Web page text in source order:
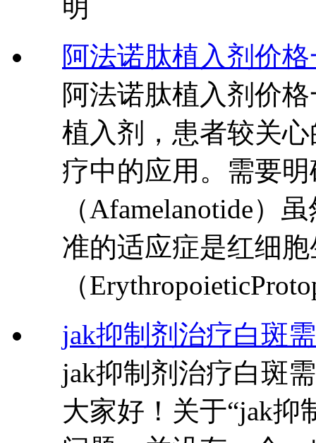
明
阿法诺肽植入剂价
阿法诺肽植入剂价
植入剂，患者较关
疗中的应用。需要
（Afamelanotide）
准的适应症是红细
（
jak抑制剂治疗白斑
jak抑制剂治疗白斑
大家好！关于“jak抑